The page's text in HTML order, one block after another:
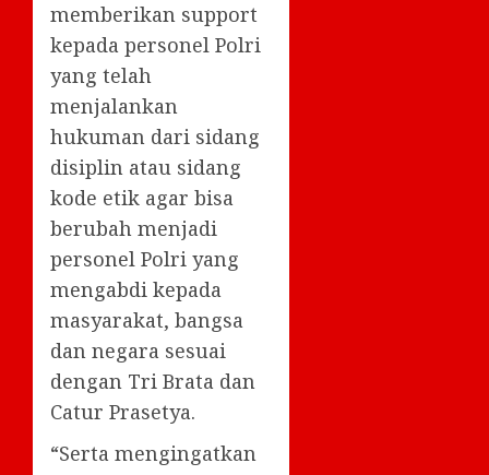
memberikan support
kepada personel Polri
yang telah
menjalankan
hukuman dari sidang
disiplin atau sidang
kode etik agar bisa
berubah menjadi
personel Polri yang
mengabdi kepada
masyarakat, bangsa
dan negara sesuai
dengan Tri Brata dan
Catur Prasetya.
“Serta mengingatkan